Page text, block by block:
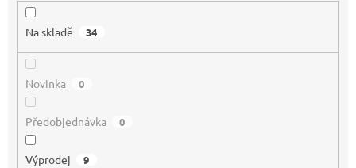
Na skladě 34
Novinka 0
Předobjednávka 0
Výprodej 9